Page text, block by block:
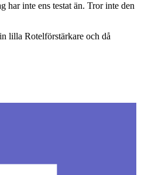
har inte ens testat än. Tror inte den
lilla Rotelförstärkare och då